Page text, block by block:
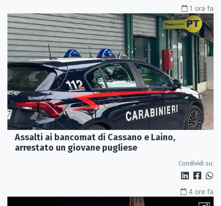
1 ora fa
Assalti ai bancomat di Cassano e Laino,
arrestato un giovane pugliese
Condividi su:
4 ore fa